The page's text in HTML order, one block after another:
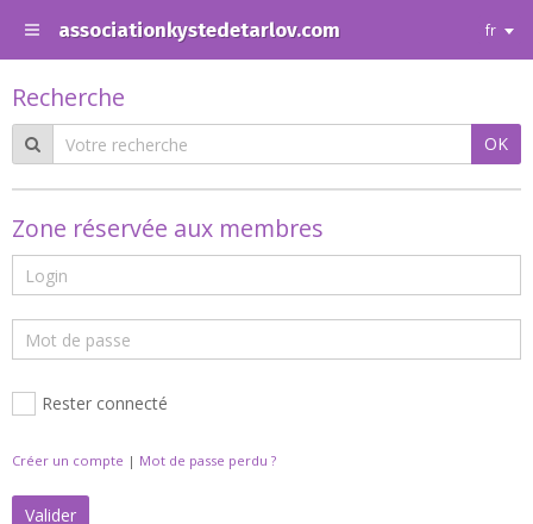
associationkystedetarlov.com fr
Recherche
OK
Zone réservée aux membres
Rester connecté
Créer un compte | Mot de passe perdu ?
Valider